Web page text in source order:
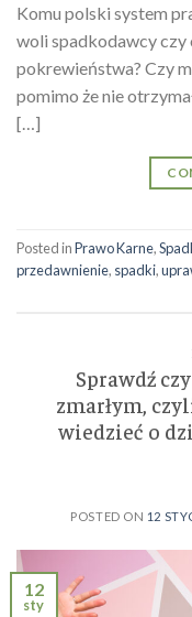
Komu polski system
woli spadkodawcy
pokrewieństwa? Czy
pomimo że nie
[…]
Posted inPrawo Karne,
przedawnienie, spadki,
Sprawdź
zmarłym,
wiedzieć o
POSTED ON 12
12
sty